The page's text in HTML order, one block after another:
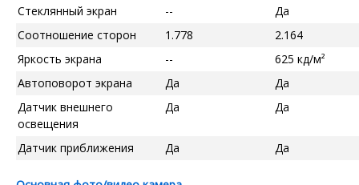
Стеклянный экран
--
Да
Соотношение сторон
1.778
2.164
Яркость экрана
--
625 кд/м²
Автоповорот экрана
Да
Да
Датчик внешнего
освещения
Да Да
Датчик приближения Да Да